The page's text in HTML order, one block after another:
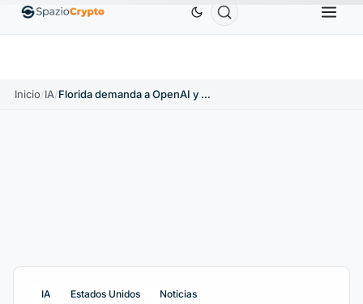
0,9991 US$↑0.00% 586,64 US$ ↑2.10% 0,9995 US$
Inicio/IA/ Florida demanda a OpenAI y Sam Altman: primer Estado en actuar
IA Estados Unidos Noticias